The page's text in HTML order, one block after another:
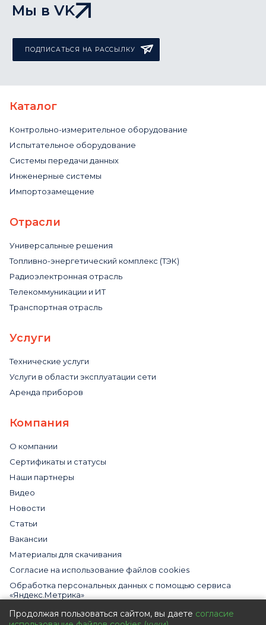
Мы в VK
ПОДПИСАТЬСЯ НА РАССЫЛКУ
Каталог
Контрольно-измерительное оборудование
Испытательное оборудование
Системы передачи данных
Инженерные системы
Импортозамещение
Отрасли
Универсальные решения
Топливно-энергетический комплекс (ТЭК)
Радиоэлектронная отрасль
Телекоммуникации и ИТ
Транспортная отрасль
Услуги
Технические услуги
Услуги в области эксплуатации сети
Аренда приборов
Компания
О компании
Сертификаты и статусы
Наши партнеры
Видео
Новости
Статьи
Вакансии
Материалы для скачивания
Cогласие на использование файлов cookies
Обработка персональных данных с помощью сервиса
«Яндекс.Метрика»
Политика в отношении обработки персональных данных
Продолжая пользоваться сайтом, вы даете согласие